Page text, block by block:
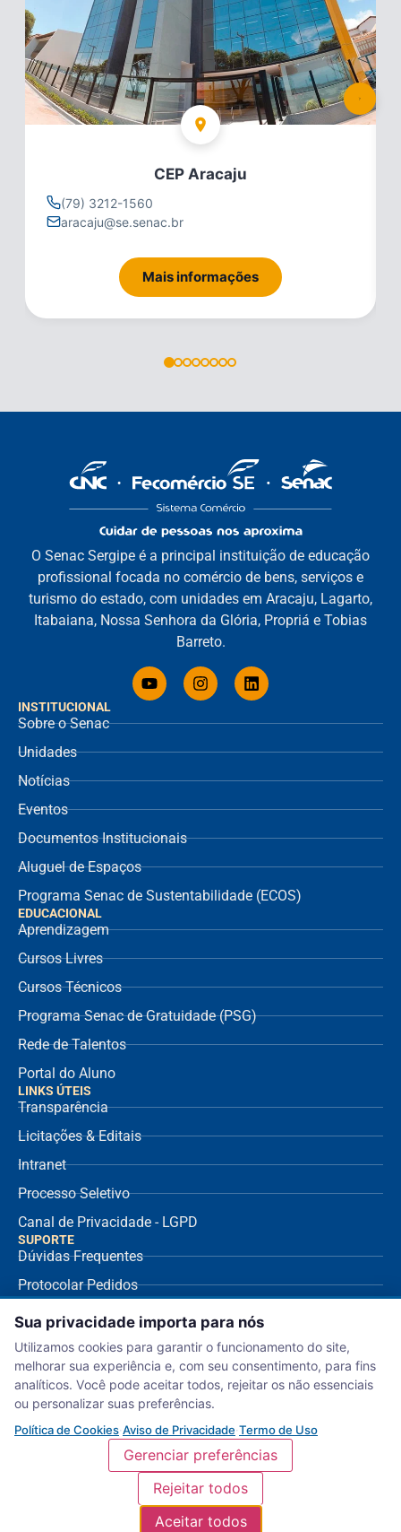
CEP Aracaju
(79) 3212-1560
aracaju@se.senac.br
Mais informações
INSTITUCIONAL
Sobre o Senac
Unidades
Notícias
Eventos
Documentos Institucionais
Aluguel de Espaços
Programa Senac de Sustentabilidade (ECOS)
EDUCACIONAL
Aprendizagem
Cursos Livres
Cursos Técnicos
Programa Senac de Gratuidade (PSG)
Rede de Talentos
Portal do Aluno
O Senac Sergipe é a principal instituição de educação
profissional focada no comércio de bens, serviços e
turismo do estado, com unidades em Aracaju, Lagarto,
Itabaiana, Nossa Senhora da Glória, Propriá e Tobias
Barreto.
LINKS ÚTEIS
Transparência
Licitações & Editais
Intranet
Processo Seletivo
Canal de Privacidade - LGPD
SUPORTE
Dúvidas Frequentes
Protocolar Pedidos
Envio de NF Fornecedor
Ouvidoria
Aviso de Privacidade
Termo de Uso
Política de Cookies
Serviço Nacional de Aprendizagem Comercial – Departamento Regional de
Política de Privacidade
Sua privacidade importa para nós
Utilizamos cookies para garantir o funcionamento do site,
melhorar sua experiência e, com seu consentimento, para fins
analíticos. Você pode aceitar todos, rejeitar os não essenciais
ou personalizar suas preferências.
Política de Cookies·Aviso de Privacidade·Termo de Uso
Gerenciar preferências
Rejeitar todos
Aceitar todos